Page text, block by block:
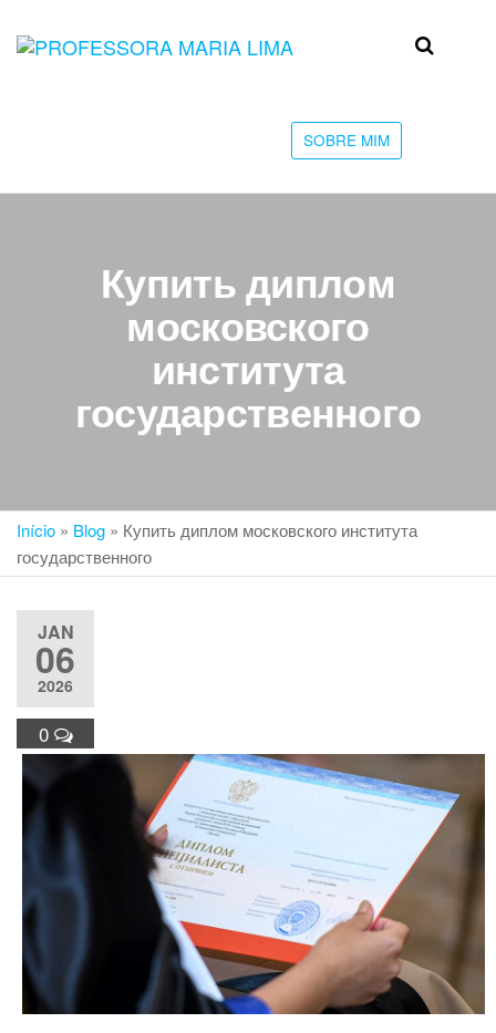
Professora
faculdade
SOBRE MIM
Купить диплом
московского
института
государственного
Início » Blog » Купить диплом московского института
государственного
JAN
06
2026
0